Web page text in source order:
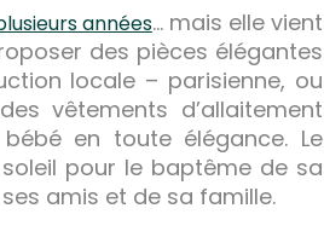
années… mais elle vient
des pièces élégantes
locale – parisienne, ou
vêtements d’allaitement
en toute élégance. Le
pour le baptême de sa
amis et de sa famille.